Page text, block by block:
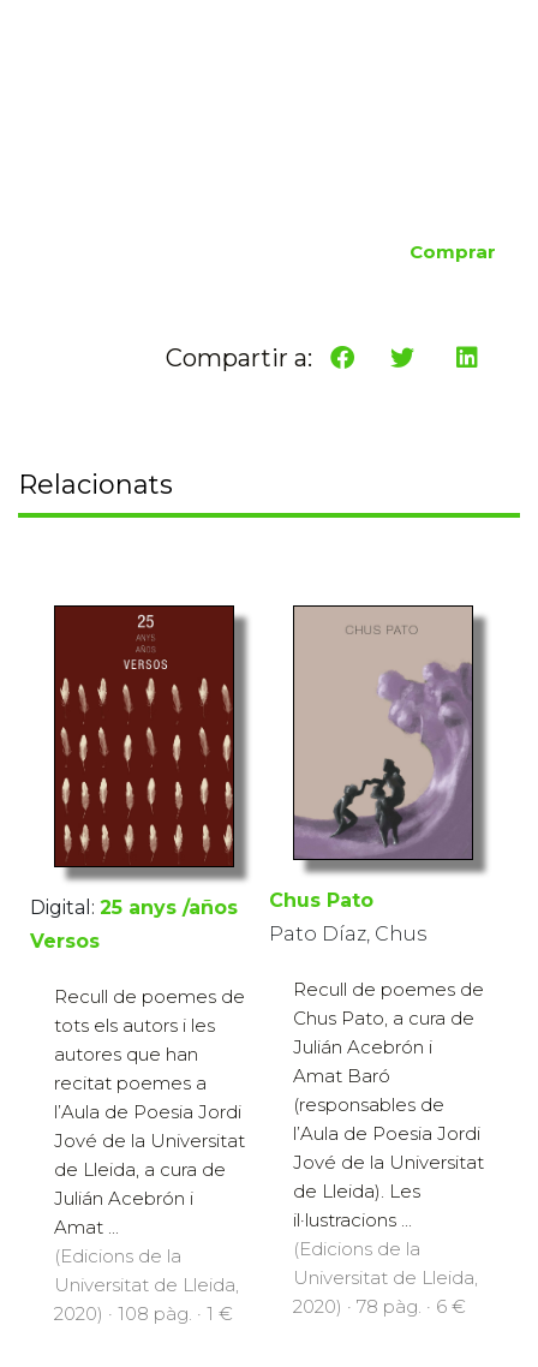
Comprar
Compartir a:
Relacionats
Digital: 25 anys /años
Versos
Recull de poemes de
tots els autors i les
autores que han
recitat poemes a
l’Aula de Poesia Jordi
Jové de la Universitat
de Lleida, a cura de
Julián Acebrón i
Amat ...
(Edicions de la
Universitat de Lleida,
2020) · 108 pàg. · 1 €
Chus Pato
Pato Díaz, Chus
Recull de poemes de
Chus Pato, a cura de
Julián Acebrón i
Amat Baró
(responsables de
l’Aula de Poesia Jordi
Jové de la Universitat
de Lleida). Les
il·lustracions ...
(Edicions de la
Universitat de Lleida,
2020) · 78 pàg. · 6 €